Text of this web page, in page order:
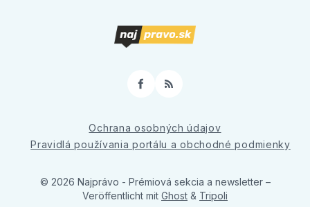
Facebook
RSS
Ochrana osobných údajov
Pravidlá používania portálu a obchodné podmienky
© 2026 Najprávo - Prémiová sekcia a newsletter –
Veröffentlicht mit Ghost & Tripoli